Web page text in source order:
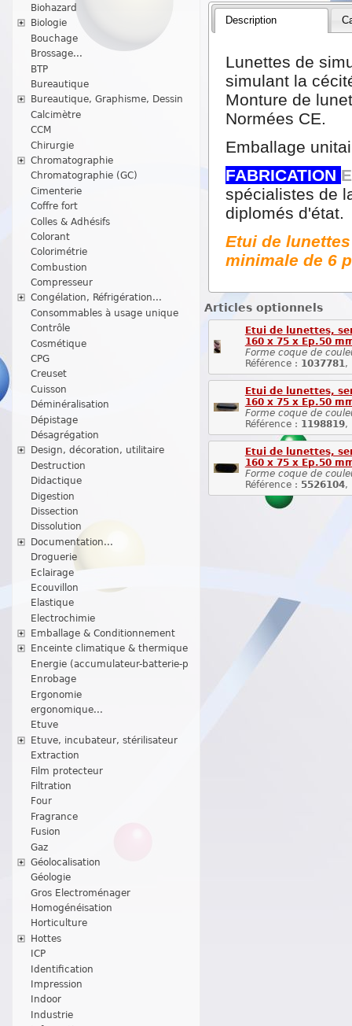
Biohazard
Biologie
Bouchage
Brossage...
BTP
Bureautique
Bureautique, Graphisme, Dessin
Calcimètre
CCM
Chirurgie
Chromatographie
Chromatographie (GC)
Cimenterie
Coffre fort
Colles & Adhésifs
Colorant
Colorimétrie
Combustion
Compresseur
Congélation, Réfrigération...
Consommables à usage unique
Contrôle
Cosmétique
CPG
Creuset
Cuisson
Déminéralisation
Dépistage
Désagrégation
Design, décoration, utilitaire
Destruction
Didactique
Digestion
Dissection
Dissolution
Documentation...
Droguerie
Eclairage
Ecouvillon
Elastique
Electrochimie
Emballage & Conditionnement
Enceinte climatique & thermique
Energie (accumulateur-batterie-p
Enrobage
Ergonomie
ergonomique...
Etuve
Etuve, incubateur, stérilisateur
Extraction
Film protecteur
Filtration
Four
Fragrance
Fusion
Gaz
Géolocalisation
Géologie
Gros Electroménager
Homogénéisation
Horticulture
Hottes
ICP
Identification
Impression
Indoor
Industrie
Description
Lunettes de
simulant la
Monture de
Normées CE.
Emballage
FABRICATION
spécialistes de
diplomés d'état.
Etui de
minimale de 6
Articles optionnels
Etui de lunettes,
160 x 75 x Ep.50
Forme coque de
Référence : 1037781,
Etui de lunettes,
160 x 75 x Ep.50
Forme coque de
Référence : 1198819,
Etui de lunettes,
160 x 75 x Ep.50
Forme coque de
Référence : 5526104,